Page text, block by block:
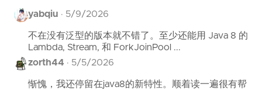
yabqiu · 5/9/2026
不在没有泛型的版本就不错了。至少还能用 Java 8 的
Lambda, Stream, 和 ForkJoinPool ...
zorth44 · 5/5/2026
惭愧，我还停留在java8的新特性。顺着读一遍很有帮